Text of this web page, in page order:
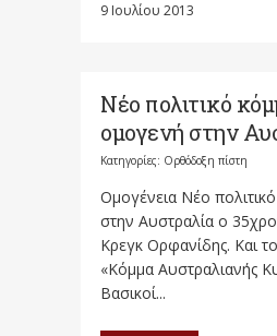
9 Ιουλίου 2013
Νέο πολιτικό
ομογενή στην
Κατηγορίες: Ορθόδοξη πίστη
Ομογένεια Νέο
στην Αυστραλία ο
Κρεγκ Ορφανίδης. Και
«Κόμμα Αυστραλιανής
Βασικοί...